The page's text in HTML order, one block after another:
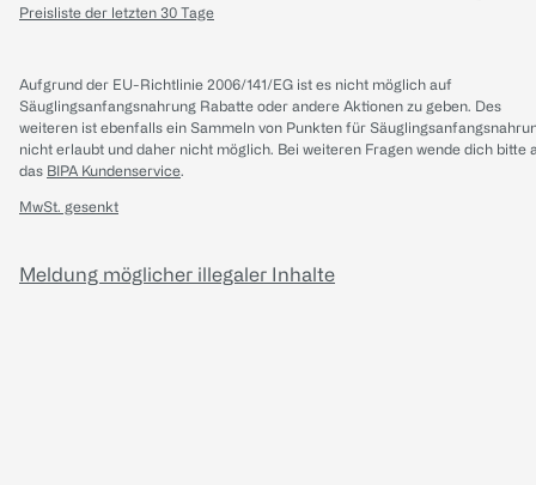
Preisliste der letzten 30 Tage
Aufgrund der EU-Richtlinie 2006/141/EG ist es nicht möglich auf
Säuglingsanfangsnahrung Rabatte oder andere Aktionen zu geben. Des
weiteren ist ebenfalls ein Sammeln von Punkten für
nicht erlaubt und daher nicht möglich. Bei weiteren Fragen wende dich bitte
das BIPA Kundenservice.
MwSt. gesenkt
Meldung möglicher illegaler Inhalte